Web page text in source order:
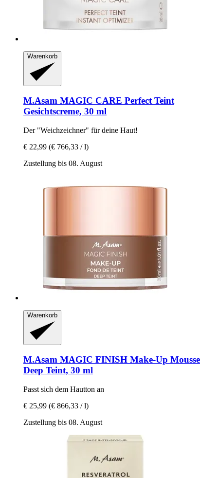
Warenkorb
M.Asam MAGIC CARE Perfect Teint
Gesichtscreme, 30 ml
Der "Weichzeichner" für deine Haut!
€ 22,99 (€ 766,33 / l)
Zustellung bis 08. August
Warenkorb
M.Asam MAGIC FINISH Make-​Up Mousse
Deep Teint, 30 ml
Passt sich dem Hautton an
€ 25,99 (€ 866,33 / l)
Zustellung bis 08. August